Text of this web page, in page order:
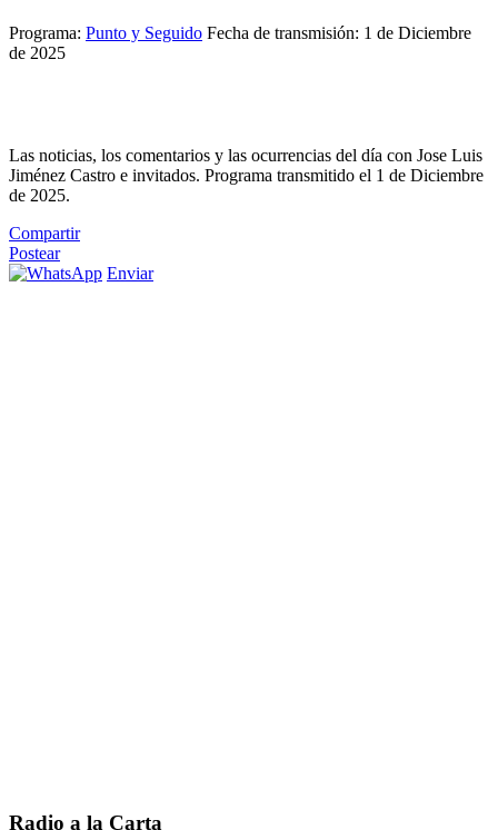
Programa: Punto y Seguido Fecha de transmisión: 1 de Diciembre
de 2025
Las noticias, los comentarios y las ocurrencias del día con Jose Luis
Jiménez Castro e invitados. Programa transmitido el 1 de Diciembre
de 2025.
Compartir
Postear
Enviar
Radio a la Carta